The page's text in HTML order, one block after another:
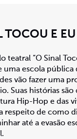
TOCOU E
teatral “O Sinal
uma escola pública
vão fazer uma
Suas histórias
Hip-Hop e das
respeito de como
até a evasão